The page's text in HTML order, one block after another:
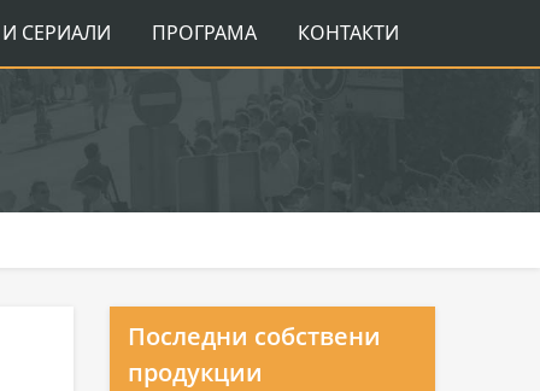
СЕРИАЛИ ПРОГРАМА КОНТАКТИ
Последни собствени
продукции